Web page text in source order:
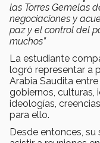
las Torres Gemelas
negociaciones y
paz y el control del
muchos”
La estudiante
logró representar a
Arabia Saudita
gobiernos, culturas,
ideologías,
para ello.
Desde entonces,